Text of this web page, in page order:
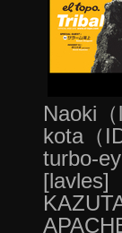
Naoki
kota（
turbo-
[lavles]